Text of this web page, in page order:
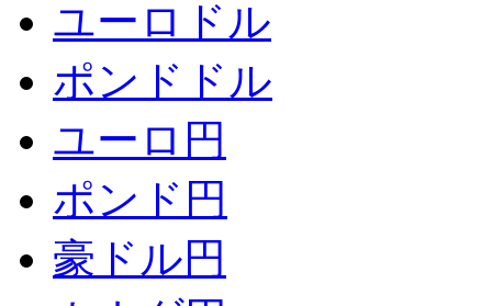
ユーロドル
ポンドドル
ユーロ円
ポンド円
豪ドル円